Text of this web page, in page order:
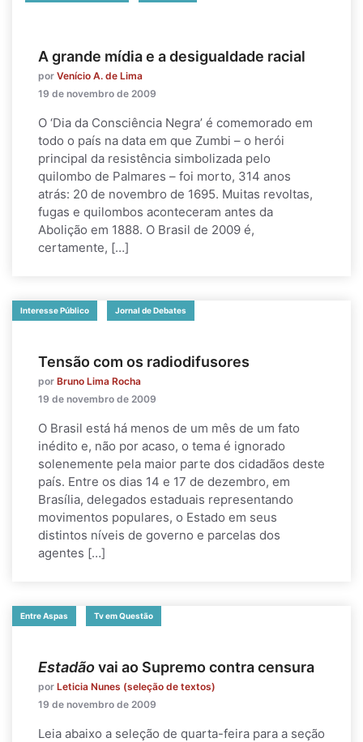
A grande mídia e a desigualdade racial
por Venício A. de Lima
19 de novembro de 2009
O ‘Dia da Consciência Negra’ é comemorado em
todo o país na data em que Zumbi – o herói
principal da resistência simbolizada pelo
quilombo de Palmares – foi morto, 314 anos
atrás: 20 de novembro de 1695. Muitas revoltas,
fugas e quilombos aconteceram antes da
Abolição em 1888. O Brasil de 2009 é,
certamente, […]
Interesse Público Jornal de Debates
Tensão com os radiodifusores
por Bruno Lima Rocha
19 de novembro de 2009
O Brasil está há menos de um mês de um fato
inédito e, não por acaso, o tema é ignorado
solenemente pela maior parte dos cidadãos deste
país. Entre os dias 14 e 17 de dezembro, em
Brasília, delegados estaduais representando
movimentos populares, o Estado em seus
distintos níveis de governo e parcelas dos
agentes […]
Entre Aspas Tv em Questão
Estadãovai ao Supremo contra censura
por Leticia Nunes (seleção de textos)
19 de novembro de 2009
Leia abaixo a seleção de quarta-feira para a seção